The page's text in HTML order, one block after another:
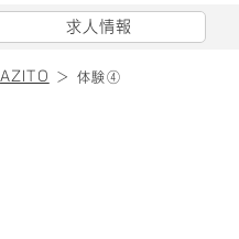
求人情報
AZITO 体験④